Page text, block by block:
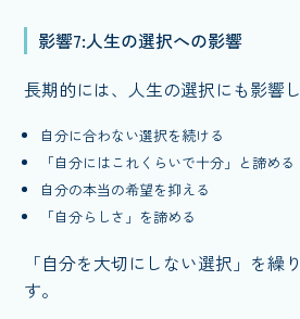
影響7:人生の選択への影響
長期的には、人生の選択にも影響し
自分に合わない選択を続ける
「自分にはこれくらいで十分」と諦める
自分の本当の希望を抑える
「自分らしさ」を諦める
「自分を大切にしない選択」を繰
す。